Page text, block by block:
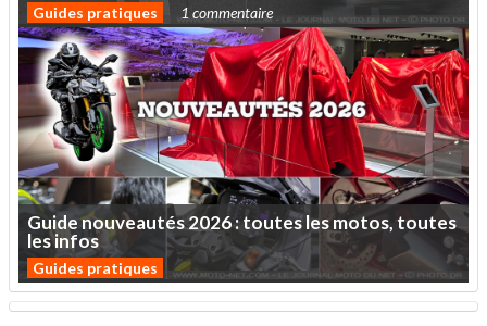
Guides pratiques 1 commentaire
Guidenouveautés2026:touteslesmotos,toutes
lesinfos
Guides pratiques